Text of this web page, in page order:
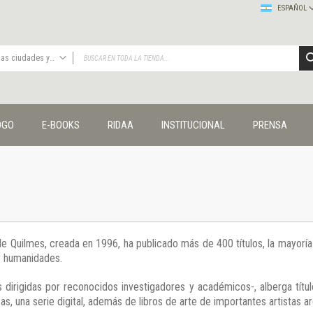
ESPAÑOL
Publicaciones
Editorial
Cuadernos universitarios
Derechos humanos
Ediciones especiales
Géneros
E-BOOKS RIDAA INSTITUCIONAL PRENSA
Quilmes, creada en 1996, ha publicado más de 400 títulos, la
por reconocidos investigadores y académicos-, alberga
una serie digital, además de libros de arte de importantes artistas